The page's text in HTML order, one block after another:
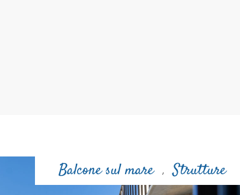
Balcone sul mare , Strutture